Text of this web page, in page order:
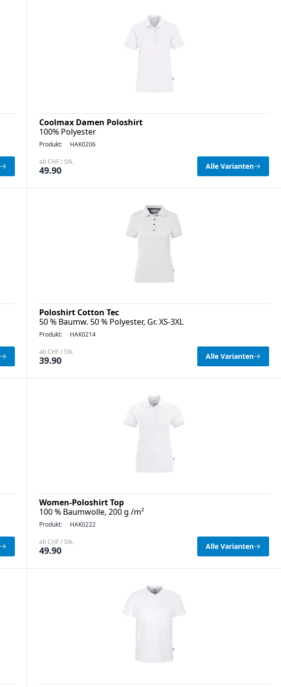
Coolmax Damen Poloshirt
100% Polyester
Produkt: HAK0206
ab CHF / Stk.
49.90 Alle Varianten
Poloshirt Cotton Tec
50 % Baumw. 50 % Polyester, Gr. XS-3XL
Produkt: HAK0214
ab CHF / Stk.
39.90 Alle Varianten
Women-Poloshirt Top
100 % Baumwolle, 200 g /m²
Produkt: HAK0222
ab CHF / Stk.
49.90 Alle Varianten